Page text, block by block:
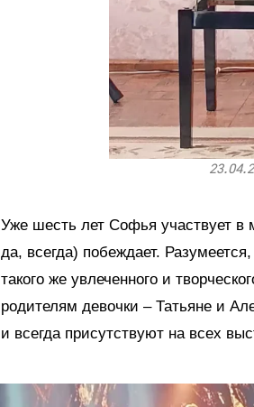
Уже шесть лет Софья участвует в
да, всегда) побеждает.
такого же увлеченного и
родителям девочки – Татьяне и
и всегда присутствуют на всех